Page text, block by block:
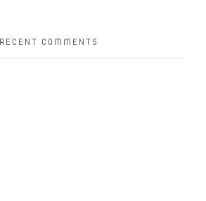
RECENT COMMENTS